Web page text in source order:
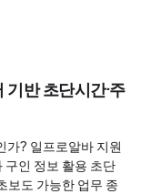
반 초단시간·주
가? 일프로알바 지원
구인 정보 활용 초단
보도 가능한 업무 종